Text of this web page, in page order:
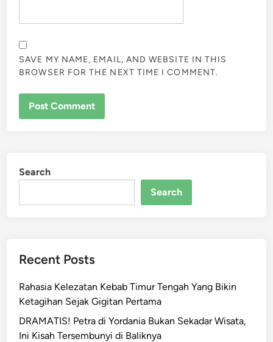
SAVE MY NAME, EMAIL, AND WEBSITE IN THIS
BROWSER FOR THE NEXT TIME I COMMENT.
Search
Search
Recent Posts
Rahasia Kelezatan Kebab Timur Tengah Yang Bikin
Ketagihan Sejak Gigitan Pertama
DRAMATIS! Petra di Yordania Bukan Sekadar Wisata,
Ini Kisah Tersembunyi di Baliknya